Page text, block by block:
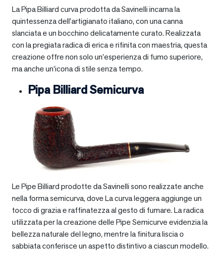
La Pipa Billiard curva prodotta da Savinelli incarna la
quintessenza dell’artigianato italiano, con una canna
slanciata e un bocchino delicatamente curato. Realizzata
con la pregiata radica di erica e rifinita con maestria, questa
creazione offre non solo un’esperienza di fumo superiore,
ma anche un’icona di stile senza tempo.
Pipa Billiard Semicurva
Le Pipe Billiard prodotte da Savinelli sono realizzate anche
nella forma semicurva, dove La curva leggera aggiunge un
tocco di grazia e raffinatezza al gesto di fumare. La radica
utilizzata per la creazione delle Pipe Semicurve evidenzia la
bellezza naturale del legno, mentre la finitura liscia o
sabbiata conferisce un aspetto distintivo a ciascun modello.